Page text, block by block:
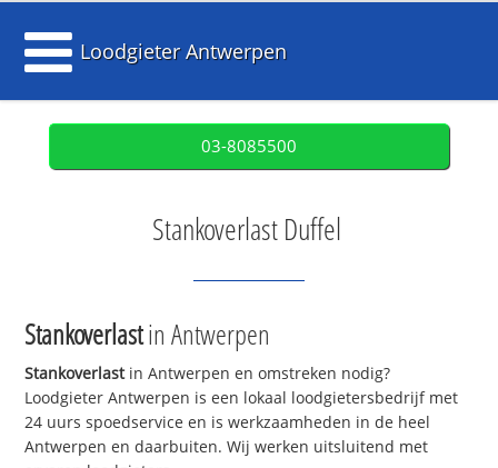
Loodgieter Antwerpen
03-8085500
Stankoverlast Duffel
Stankoverlastin Antwerpen
Stankoverlastin Antwerpen en omstreken nodig?
Loodgieter Antwerpen is een lokaal loodgietersbedrijf met
24 uurs spoedservice en is werkzaamheden in de heel
Antwerpen en daarbuiten. Wij werken uitsluitend met